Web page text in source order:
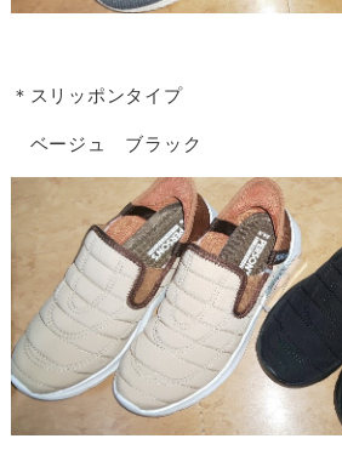
＊スリッポンタイプ
ベージュ ブラック